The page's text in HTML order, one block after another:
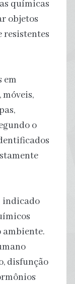
químicas
objetos
resistentes
em
o
indicado
ambiente.
disfunção